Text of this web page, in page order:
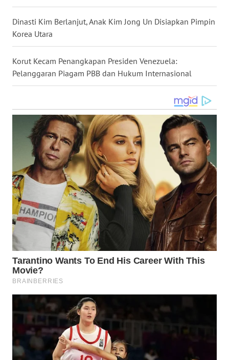
Dinasti Kim Berlanjut, Anak Kim Jong Un Disiapkan Pimpin
Korea Utara
Korut Kecam Penangkapan Presiden Venezuela:
Pelanggaran Piagam PBB dan Hukum Internasional
WN
KALTIM
SULSEL
WN
SULUT
WN
MALUKU
WN
MALUT
WN
DANAU
WN